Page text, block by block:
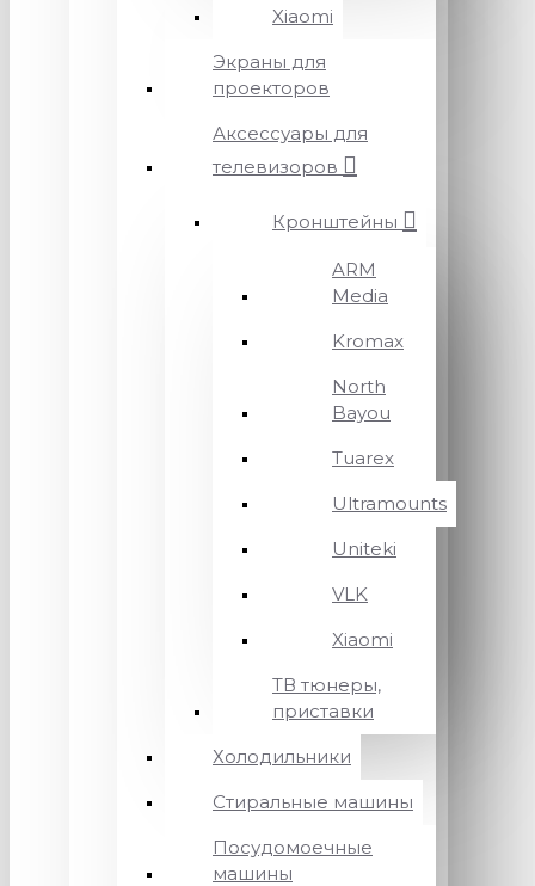
Xiaomi
Экраны для
проекторов
Аксессуары для
телевизоров
Кронштейны
ARM
Media
Kromax
North
Bayou
Tuarex
Ultramounts
Uniteki
VLK
Xiaomi
ТВ тюнеры,
приставки
Холодильники
Стиральные машины
Посудомоечные
машины